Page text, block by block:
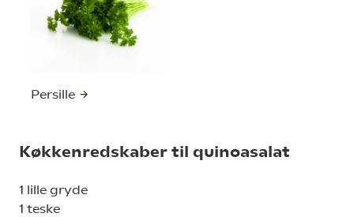
Persille
Køkkenredskaber til quinoasalat
1 lille gryde
1 teske